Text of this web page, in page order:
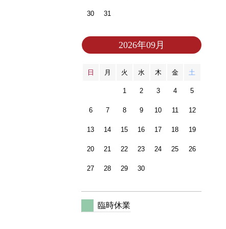
30 31
2026年09月
日 月 火 水 木 金 土
1 2 3 4 5
6 7 8 9 10 11 12
13 14 15 16 17 18 19
20 21 22 23 24 25 26
27 28 29 30
臨時休業